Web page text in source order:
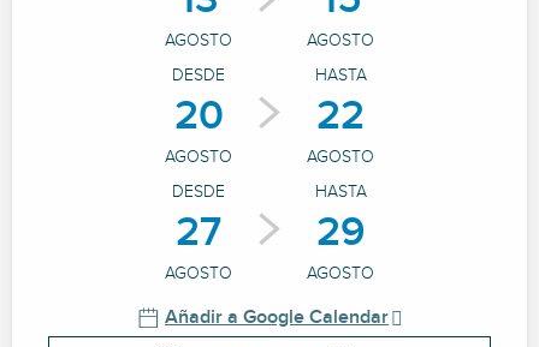
AGOSTO
AGOSTO
DESDE
20
AGOSTO
HASTA
22
AGOSTO
DESDE
27
AGOSTO
HASTA
29
AGOSTO
Añadir a Google Calendar